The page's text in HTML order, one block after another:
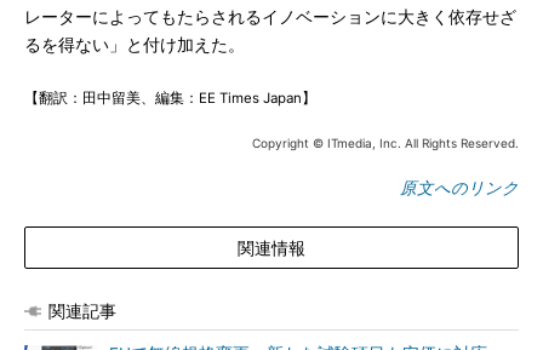
レーターによってもたらされるイノベーションに大きく依存せざ
るを得ない」と付け加えた。
【翻訳：田中留美、編集：EE Times Japan】
Copyright © ITmedia, Inc. All Rights Reserved.
原文へのリンク
関連情報
関連記事